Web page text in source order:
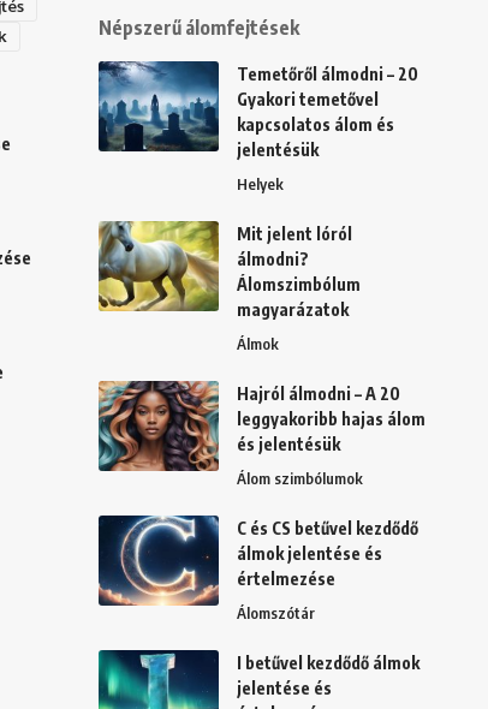
Népszerű álomfejtések
Temetőről álmodni – 20
Gyakori temetővel
kapcsolatos álom és
jelentésük
Helyek
Mit jelent lóról
álmodni?
Álomszimbólum
magyarázatok
Álmok
Hajról álmodni – A 20
leggyakoribb hajas álom
és jelentésük
Álom szimbólumok
C és CS betűvel kezdődő
álmok jelentése és
értelmezése
Álomszótár
I betűvel kezdődő álmok
jelentése és